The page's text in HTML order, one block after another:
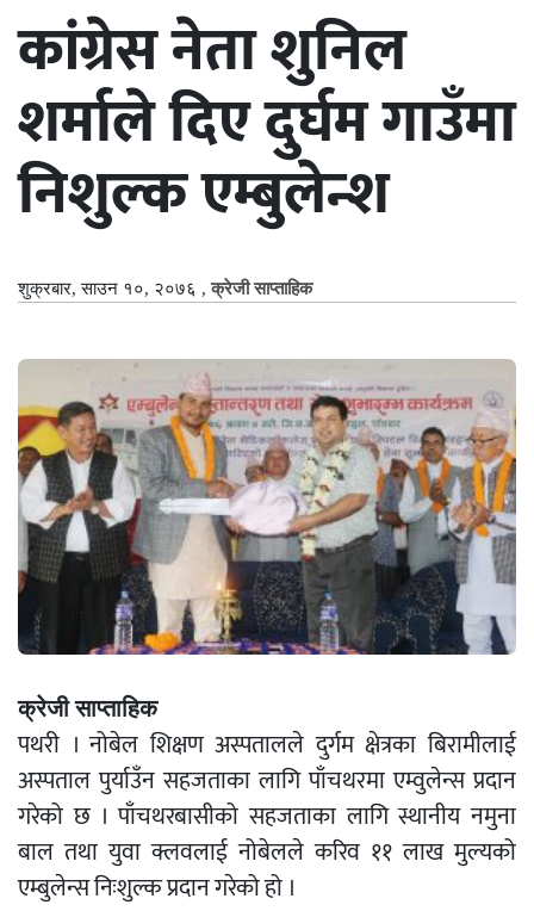
कांग्रेस नेता शुनिल
शर्माले दिए दुर्घम गाउँमा
निशुल्क एम्बुलेन्श
शुक्रबार, साउन १०, २०७६ ,क्रेजी साप्ताहिक
क्रेजी साप्ताहिक
पथरी । नोबेल शिक्षण अस्पतालले दुर्गम क्षेत्रका बिरामीलाई
अस्पताल पुर्याउँन सहजताका लागि पाँचथरमा एम्वुलेन्स प्रदान
गरेको छ । पाँचथरबासीको सहजताका लागि स्थानीय नमुना
बाल तथा युवा क्लवलाई नोबेलले करिव ११ लाख मुल्यको
एम्बुलेन्स निःशुल्क प्रदान गरेको हो ।